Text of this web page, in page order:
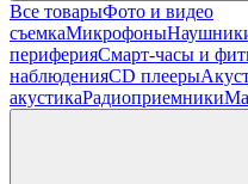
Все товарыФото и видео
съемкаМикрофоны
периферияСмарт-часы и
наблюденияCD плееры
акустикаРадиоприемники